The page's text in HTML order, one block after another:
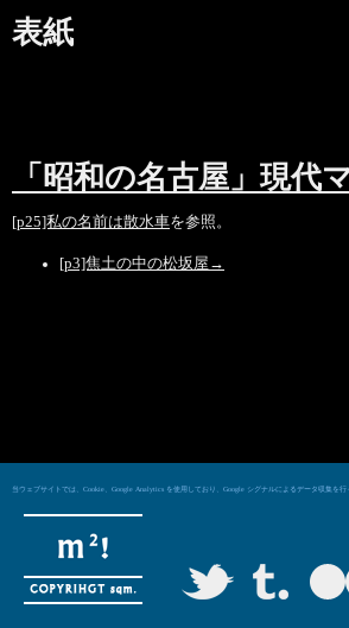
表紙
「昭和の名古屋」現代
[p25]私の名前は散水車を参照。
[p3]焦土の中の松坂屋→
当ウェブサイトでは、Cookie、Google Analytics を使用しており、Google シグナルによるデータ収集